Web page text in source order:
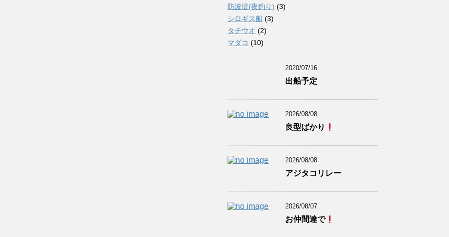
防波堤(夜釣り) (3)
シロギス船 (3)
タチウオ (2)
マダコ (10)
2020/07/16
出船予定
2026/08/08
良型ばかり
2026/08/08
アジタコリレー
2026/08/07
お仲間達で